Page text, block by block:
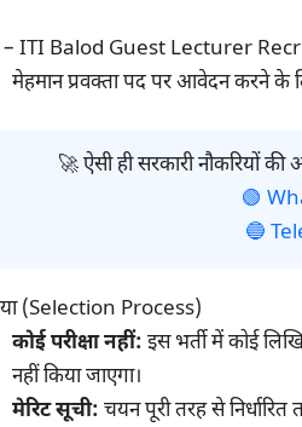
– ITI Balod Guest Lecturer
मेहमान प्रवक्ता पद पर आवेदन करने के
🚀 ऐसी ही सरकारी नौकरियों
🟢
🔵
(Selection Process)
कोई परीक्षा नहीं: इस भर्ती में कोई
नहीं किया जाएगा।
मेरिट सूची: चयन पूरी तरह से निर्धारित